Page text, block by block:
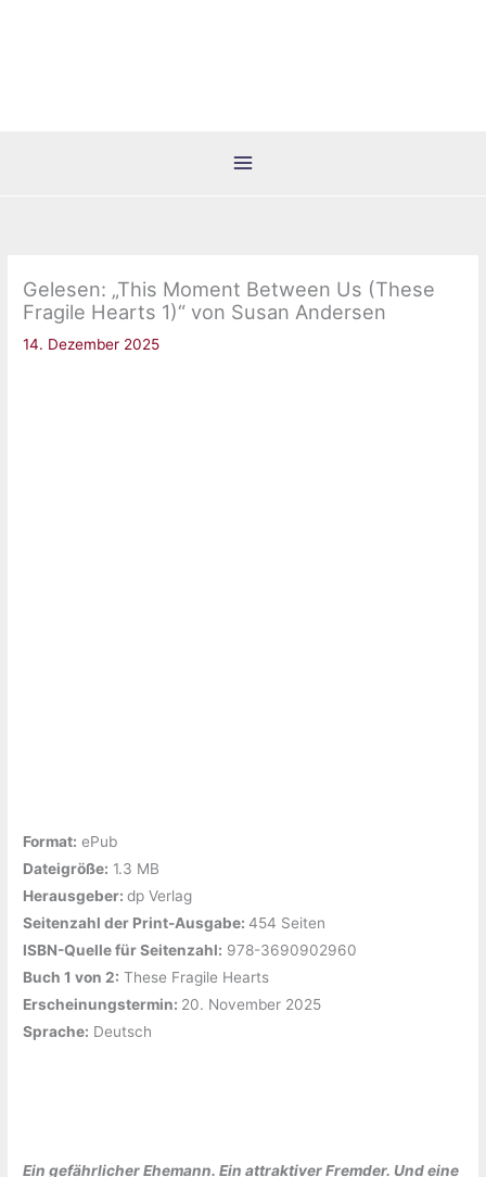
Gelesen: „This Moment Between Us (These
Fragile Hearts 1)“ von Susan Andersen
14. Dezember 2025
Format: ePub
Dateigröße: ‎1.3 MB
Herausgeber: ‎dp Verlag
Seitenzahl der Print-Ausgabe: ‎454 Seiten
ISBN-Quelle für Seitenzahl: ‎978-3690902960
Buch 1 von 2: ‎These Fragile Hearts
Erscheinungstermin: ‎ 20. November 2025
Sprache: ‎Deutsch
Ein gefährlicher Ehemann. Ein attraktiver Fremder. Und eine